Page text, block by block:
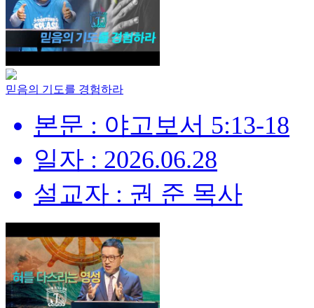
믿음의 기도를 경험하라
본문 : 야고보서 5:13-18
일자 : 2026.06.28
설교자 : 권 준 목사